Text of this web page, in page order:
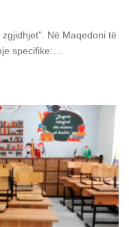
Në Maqedoni të
specifike:…